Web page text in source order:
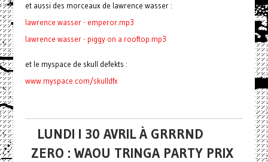
et aussi des morceaux de lawrence wasser :
lawrence wasser - emperor.mp3
lawrence wasser - piggy on a rooftop.mp3
et le myspace de skull defekts :
www.myspace.com/skulldfx
LUNDI I 30 AVRIL À GRRRND
ZERO : WAOU TRINGA PARTY PRIX